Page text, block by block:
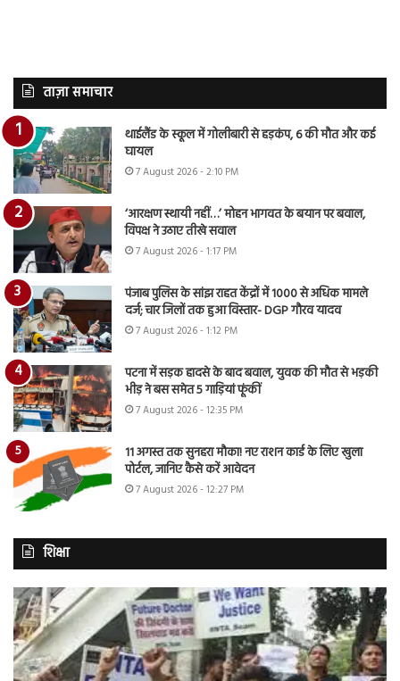
ताज़ा समाचार
थाईलैंड के स्कूल में गोलीबारी से हड़कंप, 6 की मौत और कई
घायल
7 August 2026 - 2:10 PM
‘आरक्षण स्थायी नहीं…’ मोहन भागवत के बयान पर बवाल,
विपक्ष ने उठाए तीखे सवाल
7 August 2026 - 1:17 PM
पंजाब पुलिस के सांझ राहत केंद्रों में 1000 से अधिक मामले
दर्ज; चार जिलों तक हुआ विस्तार- DGP गौरव यादव
7 August 2026 - 1:12 PM
पटना में सड़क हादसे के बाद बवाल, युवक की मौत से भड़की
भीड़ ने बस समेत 5 गाड़ियां फूंकीं
7 August 2026 - 12:35 PM
11 अगस्त तक सुनहरा मौका! नए राशन कार्ड के लिए खुला
पोर्टल, जानिए कैसे करें आवेदन
7 August 2026 - 12:27 PM
शिक्षा